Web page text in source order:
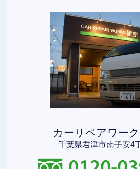
カーリペアワー
千葉県君津市南子安4